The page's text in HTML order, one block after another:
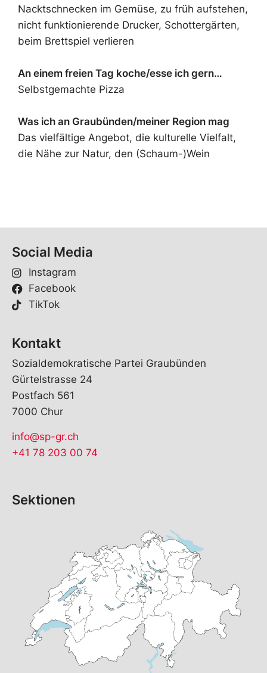
Nacktschnecken im Gemüse, zu früh aufstehen,
nicht funktionierende Drucker, Schottergärten,
beim Brettspiel verlieren
An einem freien Tag koche/esse ich gern…
Selbstgemachte Pizza
Was ich an Graubünden/meiner Region mag
Das vielfältige Angebot, die kulturelle Vielfalt,
die Nähe zur Natur, den (Schaum-)Wein
Social Media
Instagram
Facebook
TikTok
Kontakt
Sozialdemokratische Partei Graubünden
Gürtelstrasse 24
Postfach 561
7000 Chur
info@sp-gr.ch
+41 78 203 00 74
Sektionen